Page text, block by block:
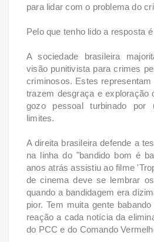
para lidar com o problema do
Pelo que tenho lido a resposta
A sociedade brasileira
visão punitivista para crimes
criminosos. Estes
trazem desgraça e exploração
gozo pessoal turbinado por
limites.
A direita brasileira defende a
na linha do "bandido bom é
anos atrás assistiu ao filme
de cinema deve se lembrar
quando a bandidagem era
pior. Tem muita gente
reação a cada notícia da
do PCC e do Comando